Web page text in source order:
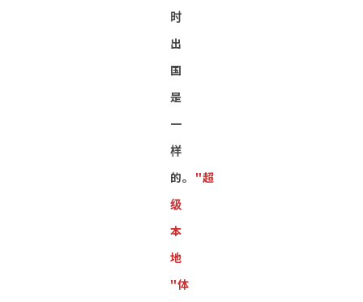
时
出
国
是
一
样
的。 "超
级
本
地
"体